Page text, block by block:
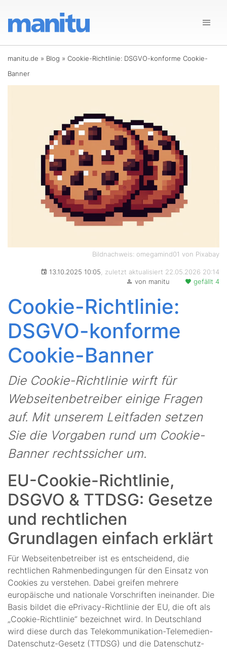
manitu.de » Blog » Cookie-Richtlinie: DSGVO-konforme Cookie-
Banner
Bildnachweis: omegamind01 von Pixabay
13.10.2025 10:05 , zuletzt aktualisiert 22.05.2026 20:14
von manitu
gefällt 4
Cookie-Richtlinie:
DSGVO-konforme
Cookie-Banner
Die Cookie-Richtlinie wirft für
Webseitenbetreiber einige Fragen
auf. Mit unserem Leitfaden setzen
Sie die Vorgaben rund um Cookie-
Banner rechtssicher um.
EU-Cookie-Richtlinie,
DSGVO & TTDSG: Gesetze
und rechtlichen
Grundlagen einfach erklärt
Für Webseitenbetreiber ist es entscheidend, die
rechtlichen Rahmenbedingungen für den Einsatz von
Cookies zu verstehen. Dabei greifen mehrere
europäische und nationale Vorschriften ineinander. Die
Basis bildet die ePrivacy-Richtlinie der EU, die oft als
„Cookie-Richtlinie“ bezeichnet wird. In Deutschland
wird diese durch das Telekommunikation-Telemedien-
Datenschutz-Gesetz (TTDSG) und die Datenschutz-